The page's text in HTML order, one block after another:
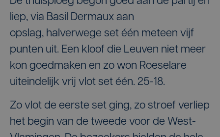
liep, via Basil Dermaux aan
opslag, halverwege set één meteen vijf
punten uit. Een kloof die Leuven niet meer
kon goedmaken en zo won Roeselare
uiteindelijk vrij vlot set één. 25-18.
Zo vlot de eerste set ging, zo stroef verliep
het begin van de tweede voor de West-